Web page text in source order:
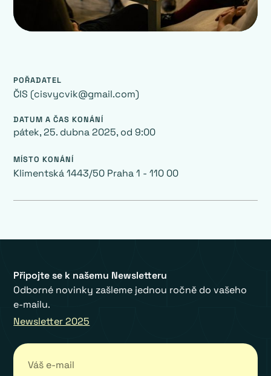
POŘADATEL
ČIS (cisvycvik@gmail.com)
DATUM A ČAS KONÁNÍ
pátek, 25. dubna 2025, od 9:00
MÍSTO KONÁNÍ
Klimentská 1443/50 Praha 1 - 110 00
Připojte se k našemu Newsletteru
Odborné novinky zašleme jednou ročně do vašeho
e-mailu.
Newsletter 2025